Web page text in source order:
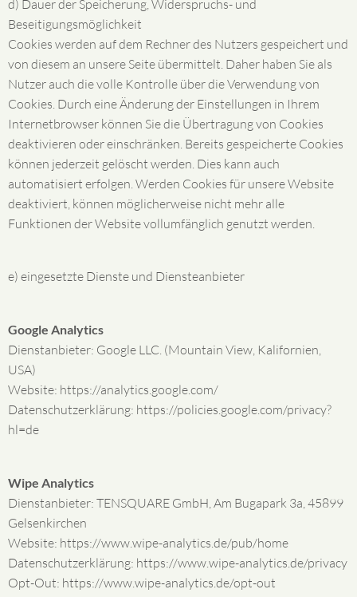
d) Dauer der Speicherung, Widerspruchs- und
Beseitigungsmöglichkeit
Cookies werden auf dem Rechner des Nutzers gespeichert und
von diesem an unsere Seite übermittelt. Daher haben Sie als
Nutzer auch die volle Kontrolle über die Verwendung von
Cookies. Durch eine Änderung der Einstellungen in Ihrem
Internetbrowser können Sie die Übertragung von Cookies
deaktivieren oder einschränken. Bereits gespeicherte Cookies
können jederzeit gelöscht werden. Dies kann auch
automatisiert erfolgen. Werden Cookies für unsere Website
deaktiviert, können möglicherweise nicht mehr alle
Funktionen der Website vollumfänglich genutzt werden.
e) eingesetzte Dienste und Diensteanbieter
Google Analytics
Dienstanbieter: Google LLC. (Mountain View, Kalifornien,
USA)
Website: https://analytics.google.com/
Datenschutzerklärung: https://policies.google.com/privacy?
hl=de
Wipe Analytics
Dienstanbieter: TENSQUARE GmbH, Am Bugapark 3a, 45899
Gelsenkirchen
Website: https://www.wipe-analytics.de/pub/home
Datenschutzerklärung: https://www.wipe-analytics.de/privacy
Opt-Out: https://www.wipe-analytics.de/opt-out